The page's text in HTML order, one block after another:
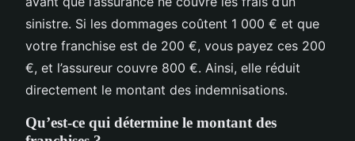
sinistre. Si les dommages coûtent 1 000 € et que
votre franchise est de 200 €, vous payez ces 200
€, et l’assureur couvre 800 €. Ainsi, elle réduit
directement le montant des indemnisations.
Qu’est-ce qui détermine le montant des